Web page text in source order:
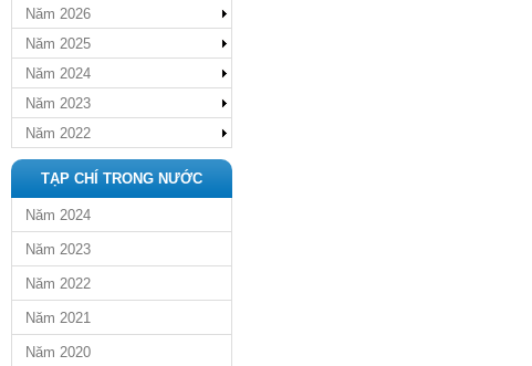
Năm 2026
Năm 2025
Năm 2024
Năm 2023
Năm 2022
TẠP CHÍ TRONG NƯỚC
Năm 2024
Năm 2023
Năm 2022
Năm 2021
Năm 2020